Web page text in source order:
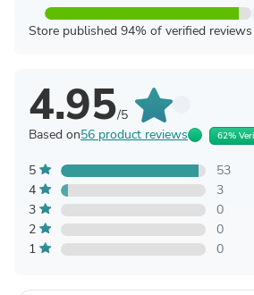
Store published 94% of verified
4.95/5
Based on56 product reviews 62%
5
53
4
3
3
0
2
0
1
0